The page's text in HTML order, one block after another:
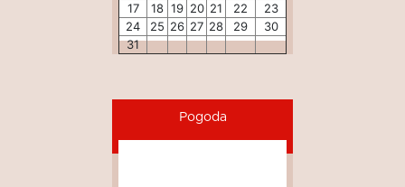
17
18 19 20 21 22
23
24
25 26 27 28 29
30
31
Pogoda